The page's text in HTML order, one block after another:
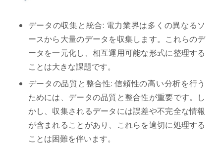
データの収集と統合: 電力業界は多くの異なるソ
ースから大量のデータを収集します。これらのデ
ータを一元化し、相互運用可能な形式に整理する
ことは大きな課題です。
データの品質と整合性: 信頼性の高い分析を行う
ためには、データの品質と整合性が重要です。し
かし、収集されるデータには誤差や不完全な情報
が含まれることがあり、これらを適切に処理する
ことは困難を伴います。